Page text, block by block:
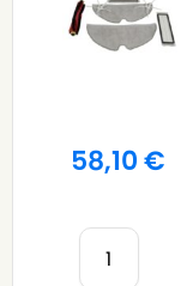
58,10€